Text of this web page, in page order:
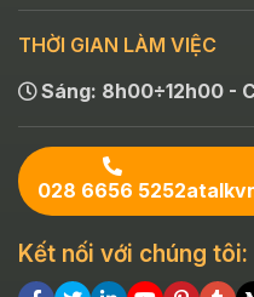
THỜI GIAN LÀM VIỆC
Sáng: 8h00÷12h00 -
028 6656 5252
Kết nối với chúng tôi: